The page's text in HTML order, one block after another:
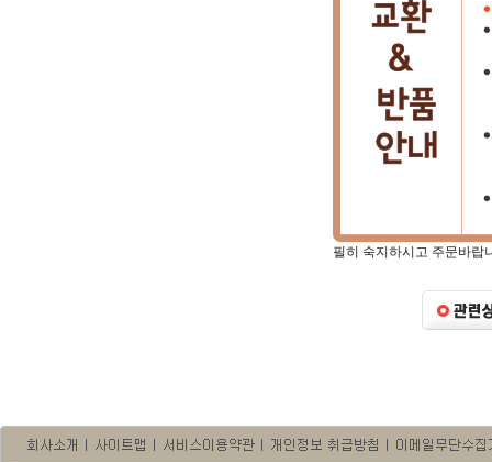
필히 숙지하시고 주문바랍